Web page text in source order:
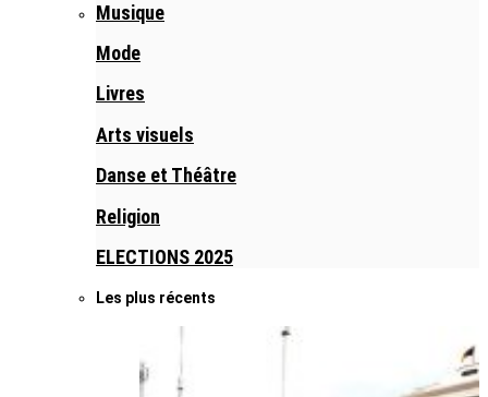
Musique
Mode
Livres
Arts visuels
Danse et Théâtre
Religion
ELECTIONS 2025
Les plus récents